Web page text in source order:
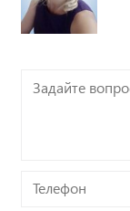
Задайте
вопрос*
Телефон